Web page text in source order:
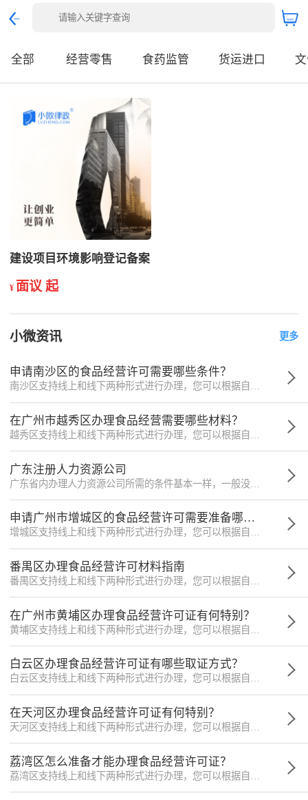
全部 经营零售 食药监管 货运进口
建设项目环境影响登记备案
¥ 面议 起
小微资讯 更多
申请南沙区的食品经营许可需要哪些条件？
南沙区支持线上和线下两种形式进行办理，您可以根据自身情况选择登陆广东政务服务官网或者自行前往凤凰大道1号南沙政务服务中心三楼综合窗口50号-58号，该地址仅供参考。
在广州市越秀区办理食品经营需要哪些材料？
广东注册人力资源公司
申请广州市增城区的食品经营许可需要准备哪些材料？
增城区支持线上和线下两种形式进行办理，您可以根据自身情况选择登陆广东政务服务官网或者自行前往荔湖街景观大道北7号政务服务中心A区一楼综合受理窗口，该地址仅供参考。
番禺区办理食品经营许可材料指南
在广州市黄埔区办理食品经营许可证有何特别？
白云区办理食品经营许可证有哪些取证方式？
白云区支持线上和线下两种形式进行办理，您可以根据自身情况选择登陆广东政务服务官网或者自行前往白云区太和镇联升西路15号1号窗口，该地址仅供参考。
在天河区办理食品经营许可证有何特别？
荔湾区怎么准备才能办理食品经营许可证？